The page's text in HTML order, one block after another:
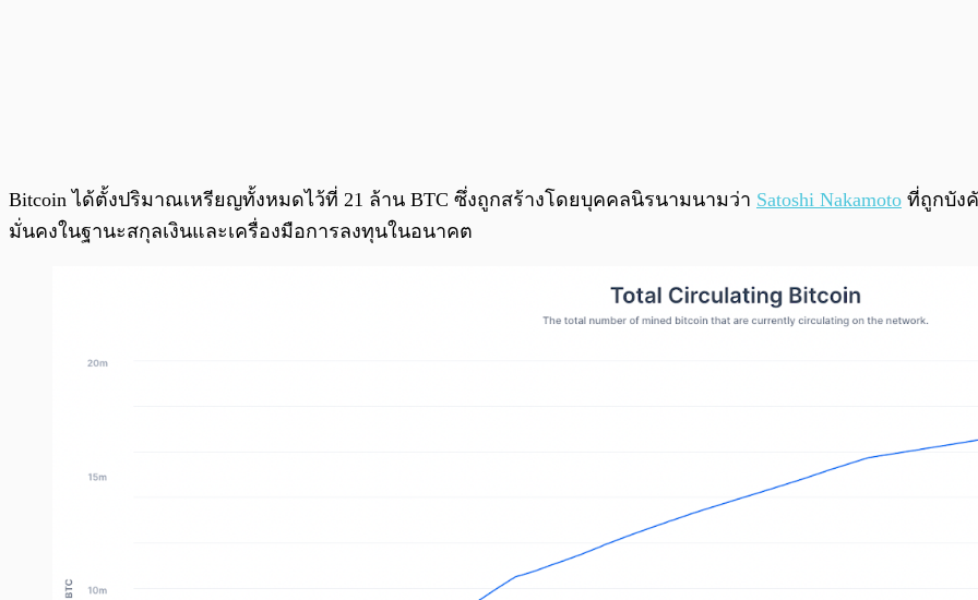
Bitcoin ได้ตั้งปริมาณเหรียญทั้งหมดไว้ที่ 21 ล้าน BTC ซึ่งถูกสร้างโดยบุคคลนิรนามนามว่า Satoshi Nakamoto ที่ถูกบัง
มั่นคงในฐานะสกุลเงินและเครื่องมือการลงทุนในอนาคต